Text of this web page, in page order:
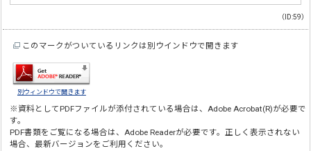
（ID:59）
このマークがついているリンクは別ウインドウで開きます
別ウィンドウで開きます
※資料としてPDFファイルが添付されている場合は、 Adobe Acrobat(R)が必要で
す。
PDF書類をご覧になる場合は、 Adobe Readerが必要です。正しく表示されない
場合、最新バージョンをご利用ください。